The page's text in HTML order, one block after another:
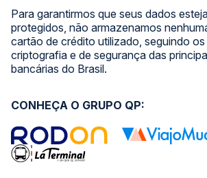
Para garantirmos que seus dados
protegidos, não armazenamos
cartão de crédito utilizado, seguindo
criptografia e de segurança das
bancárias do Brasil.
CONHEÇA O GRUPO QP: